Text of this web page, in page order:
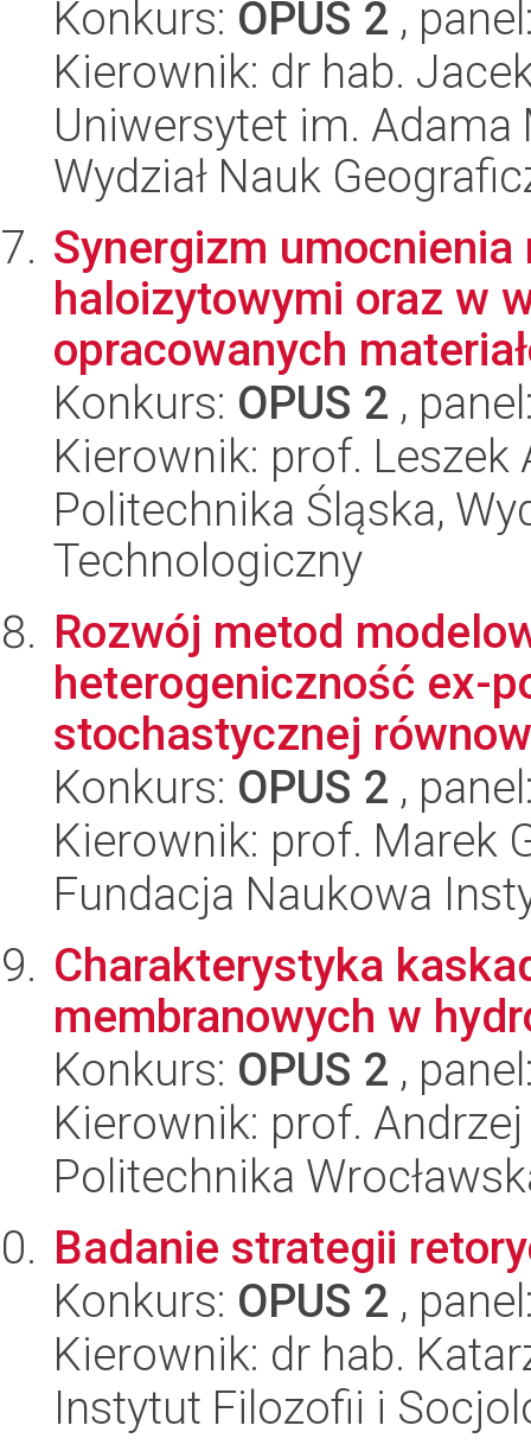
Konkurs: OPUS 2 ,
Kierownik: dr hab.
Uniwersytet im.
Wydział Nauk
Synergizm
haloizytowymi oraz w
opracowanych
Konkurs: OPUS 2 ,
Kierownik: prof. Leszek
Politechnika Śląska,
Technologiczny
Rozwój metod
heterogeniczność ex-
stochastycznej
Konkurs: OPUS 2 ,
Kierownik: prof. Marek
Fundacja Naukowa
Charakterystyka
membranowych w
Konkurs: OPUS 2 ,
Kierownik: prof.
Politechnika
Badanie strategii
Konkurs: OPUS 2 ,
Kierownik: dr hab.
Instytut Filozofii i